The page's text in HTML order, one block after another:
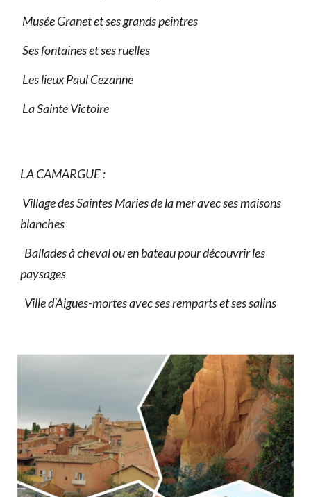
Musée Granet et ses grands peintres
Ses fontaines et ses ruelles
Les lieux Paul Cezanne
La Sainte Victoire
LA CAMARGUE :
Village des Saintes Maries de la mer avec ses maisons
blanches
Ballades à cheval ou en bateau pour découvrir les
paysages
Ville d'Aigues-mortes avec ses remparts et ses salins